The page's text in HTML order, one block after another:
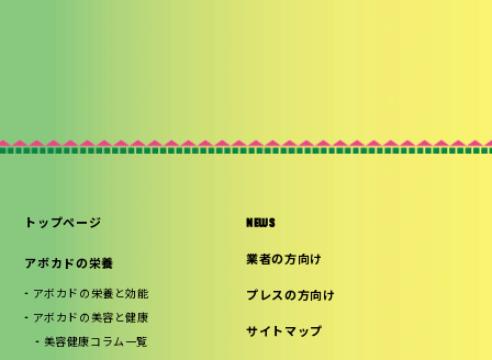
トップページ
アボカドの栄養
アボカドの栄養と効能
アボカドの美容と健康
美容健康コラム一覧
NEWS
業者の方向け
プレスの方向け
サイトマップ